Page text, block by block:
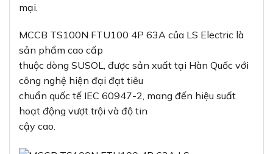
mại.
MCCB TS100N FTU100 4P 63A của LS Electric là
sản phẩm cao cấp
thuộc dòng SUSOL, được sản xuất tại Hàn Quốc với
công nghệ hiện đại đạt tiêu
chuẩn quốc tế IEC 60947-2, mang đến hiệu suất
hoạt động vượt trội và độ tin
cậy cao.